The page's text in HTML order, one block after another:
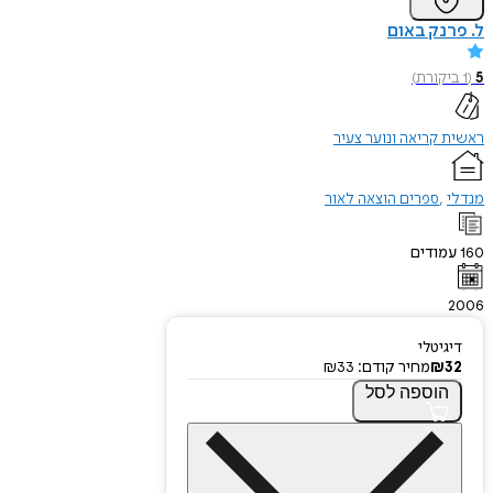
ל. פרנק באום
5
(
1ביקורת)
ראשית קריאה ונוער צעיר
מנדלי ספרים הוצאה לאור
160עמודים
2006
דיגיטלי
₪32 מחיר קודם: ₪33
הוספה לסל